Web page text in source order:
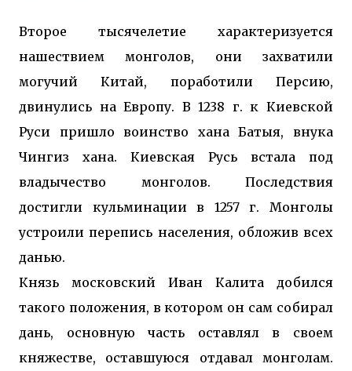
Второе тысячелетие характеризуется
нашествием монголов, они захватили
могучий Китай, поработили Персию,
двинулись на Европу. В 1238 г. к Киевской
Руси пришло воинство хана Батыя, внука
Чингиз хана. Киевская Русь встала под
владычество монголов. Последствия
достигли кульминации в 1257 г. Монголы
устроили перепись населения, обложив всех
данью.
Князь московский Иван Калита добился
такого положения, в котором он сам собирал
дань, основную часть оставлял в своем
княжестве, оставшуюся отдавал монголам.